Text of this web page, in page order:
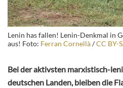
Lenin has fallen! Lenin-Denkmal in
aus! Foto: Ferran Cornellà/CC BY-
Bei der aktivsten marxistisch-
deutschen Landen, bleiben die